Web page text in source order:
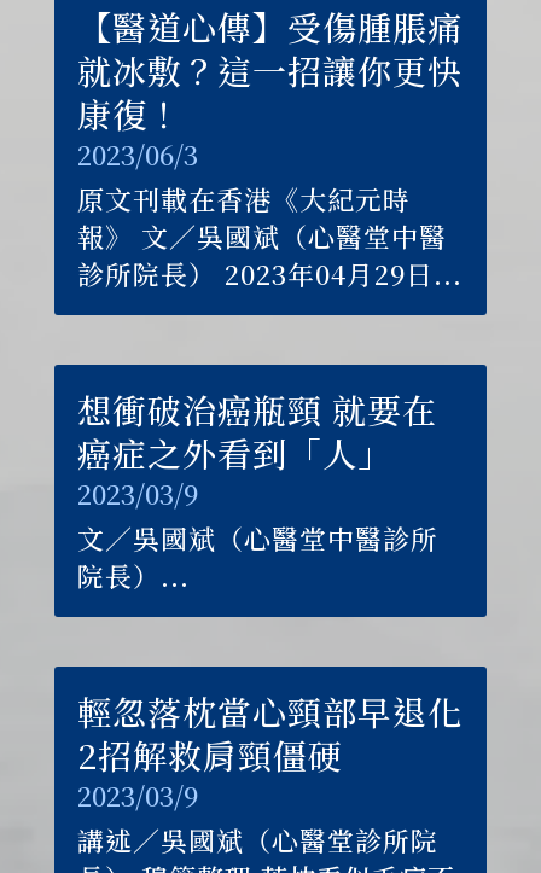
【醫道心傳】受傷腫脹痛
就冰敷？這一招讓你更快
康復！
2023/06/3
原文刊載在香港《大紀元時
報》 文／吳國斌（心醫堂中醫
診所院長） 2023年04月29日...
想衝破治癌瓶頸 就要在
癌症之外看到「人」
2023/03/9
文／吳國斌（心醫堂中醫診所
院長）...
輕忽落枕當心頸部早退化
2招解救肩頸僵硬
2023/03/9
講述／吳國斌（心醫堂診所院